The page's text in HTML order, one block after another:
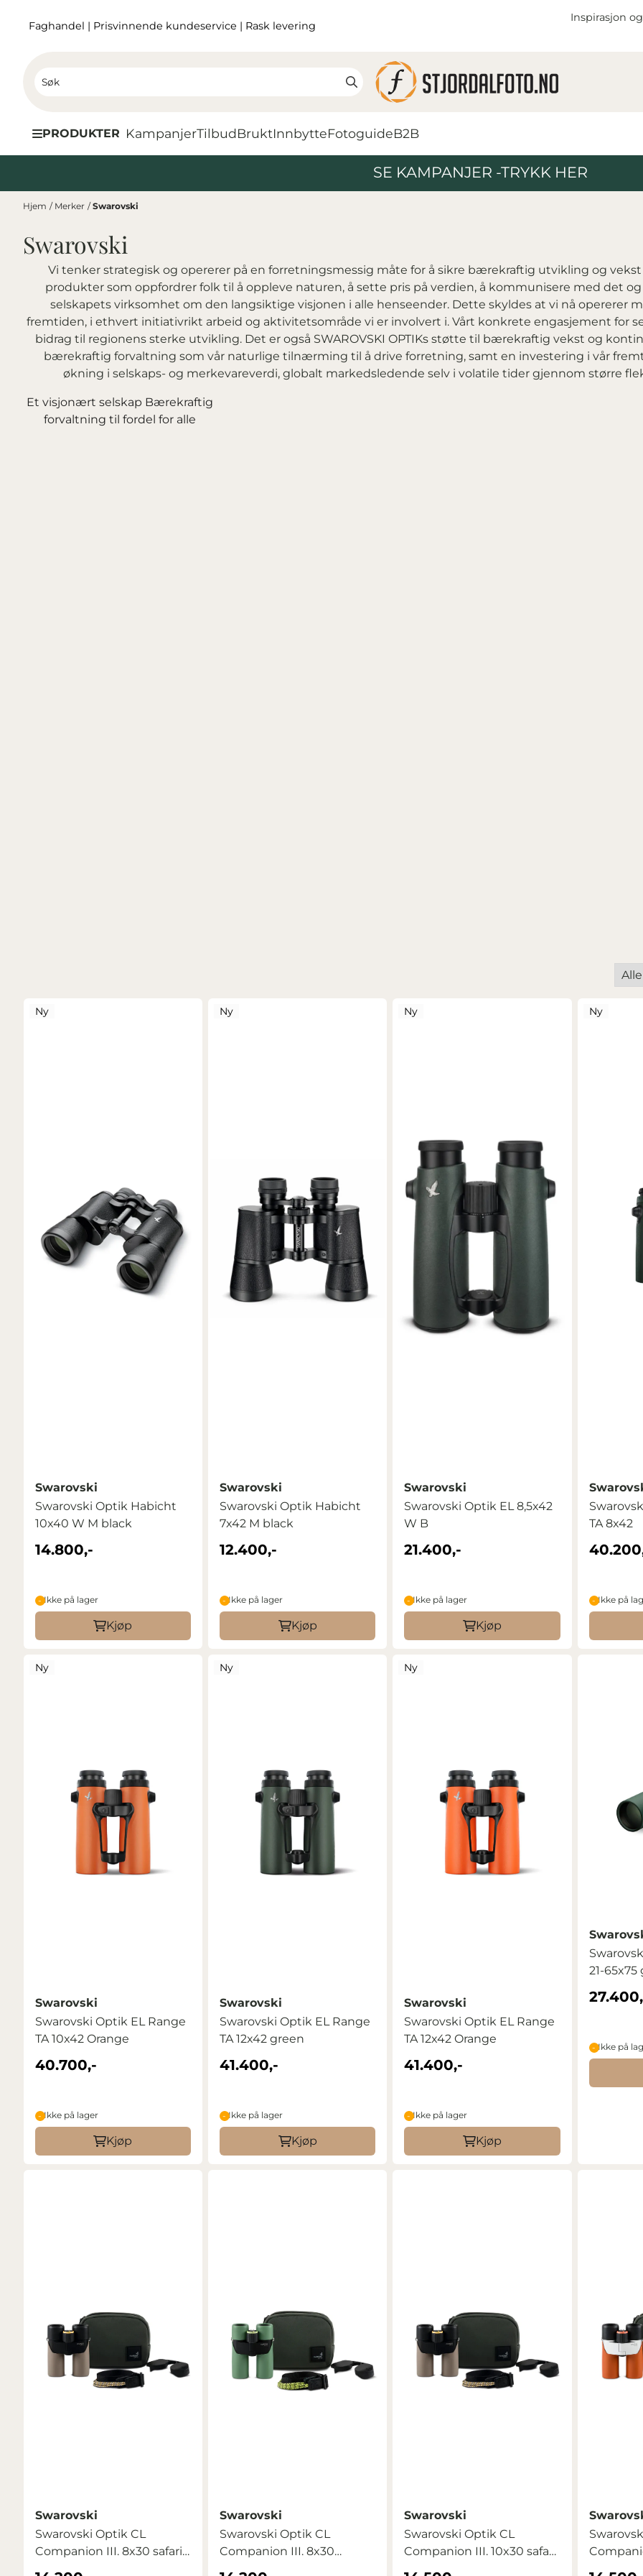
Faghandel | Prisvinnende kundeservice | Rask levering
Inspirasjon
PRODUKTER KampanjerTilbudBruktInnbytteFotoguideB2B
SE KAMPANJER -TRYKK HER
Hjem / Merker /Swarovski
Swarovski
Vi tenker strategisk og opererer på en forretningsmessig måte for å sikre bærekraftig utvikling og vekst
produkter som oppfordrer folk til å oppleve naturen, å sette pris på verdien, å kommunisere med det
selskapets virksomhet om den langsiktige visjonen i alle henseender. Dette skyldes at vi nå opererer
fremtiden, i ethvert initiativrikt arbeid og aktivitetsområde vi er involvert i. Vårt konkrete engasjement for
bidrag til regionens sterke utvikling. Det er også SWAROVSKI OPTIKs støtte til bærekraftig vekst og
bærekraftig forvaltning som vår naturlige tilnærming til å drive forretning, samt en investering i vår
økning i selskaps- og merkevareverdi, globalt markedsledende selv i volatile tider gjennom større
Et visjonært selskap Bærekraftig
forvaltning til fordel for alle
Ny
Swarovski
Swarovski Optik Habicht
10x40 W M black
14.800,-
Ikke på lager
Kjøp
Ny
Swarovski
Swarovski Optik Habicht
7x42 M black
12.400,-
Ikke på lager
Kjøp
Ny
Swarovski
Swarovski Optik EL 8,5x42
W B
21.400,-
Ikke på lager
Kjøp
Ny
TA 8x42
Ikke på
Ny
Swarovski
Swarovski Optik EL Range
TA 10x42 Orange
40.700,-
Ikke på lager
Kjøp
Ny
Swarovski
Swarovski Optik EL Range
TA 12x42 green
41.400,-
Ikke på lager
Kjøp
Ny
Swarovski
Swarovski Optik EL Range
TA 12x42 Orange
41.400,-
Ikke på lager
Kjøp
21-65x75
Ikke på
Swarovski
Swarovski Optik CL
Companion III. 8x30 safari
Swarovski
Swarovski Optik CL
Companion III. 8x30
mountain ...
Swarovski
Swarovski Optik CL
Companion III. 10x30 safari
desert ...